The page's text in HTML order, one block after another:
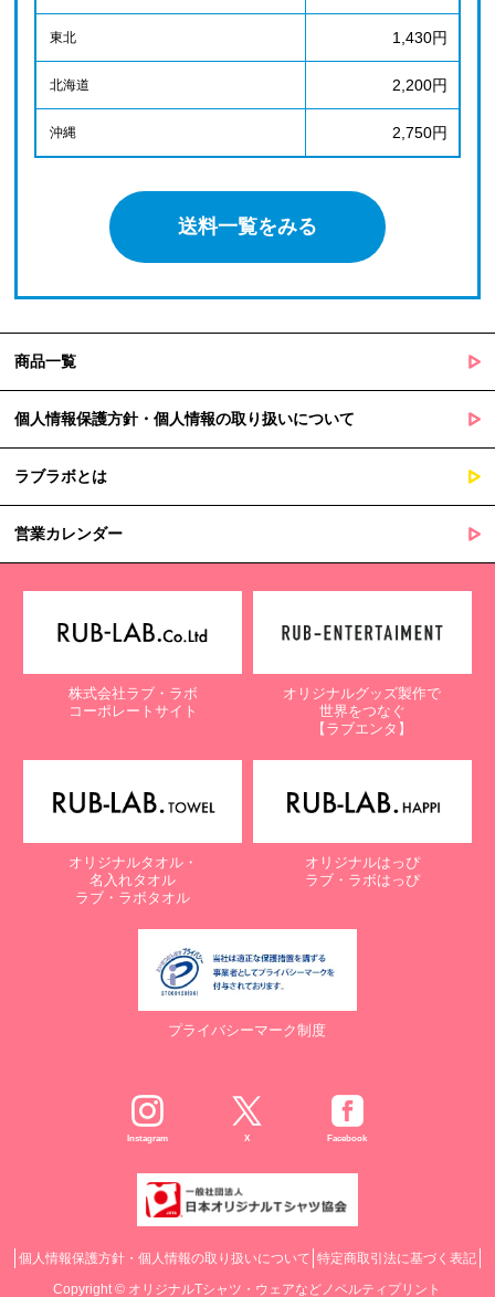
東北 1,430円
北海道 2,200円
沖縄 2,750円
送料一覧をみる
商品一覧
個人情報保護方針・個人情報の取り扱いについて
ラブラボとは
営業カレンダー
株式会社ラブ・ラボ
コーポレートサイト
オリジナルグッズ製作で
世界をつなぐ
【ラブエンタ】
オリジナルタオル・
名入れタオル
ラブ・ラボタオル
オリジナルはっぴ
ラブ・ラボはっぴ
プライバシーマーク制度
Instagram X Facebook
個人情報保護方針・個人情報の取り扱いについて 特定商取引法に基づく表記
Copyright © オリジナルTシャツ・ウェアなどノベルティプリント